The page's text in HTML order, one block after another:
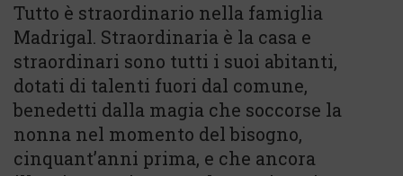
Tutto è straordinario nella famiglia
Madrigal. Straordinaria è la casa e
straordinari sono tutti i suoi abitanti,
dotati di talenti fuori dal comune,
benedetti dalla magia che soccorse la
nonna nel momento del bisogno,
cinquant’anni prima, e che ancora